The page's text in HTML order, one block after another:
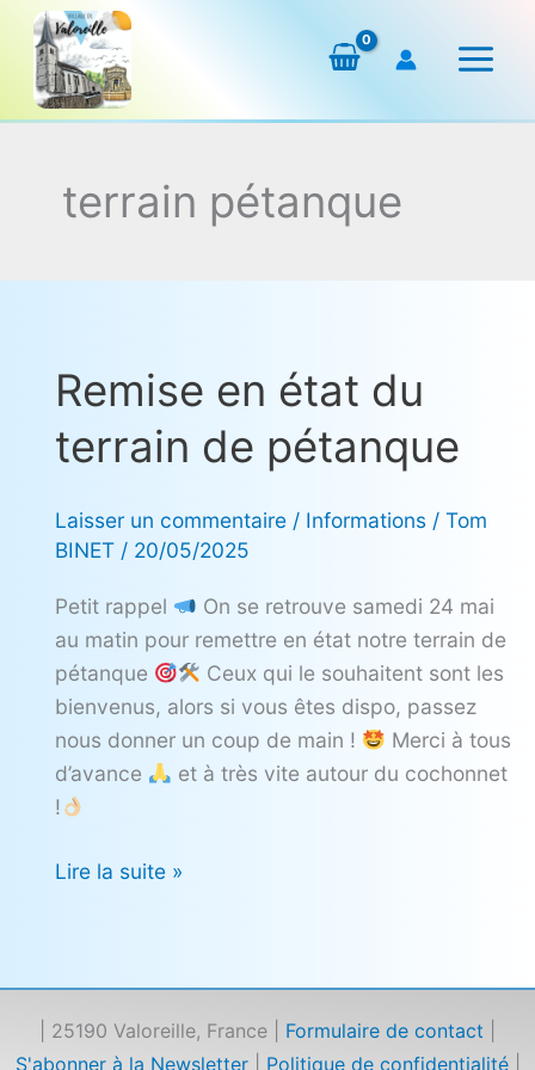
Aller
contenu
terrain pétanque
Remise en état du
terrain de pétanque
Laisser un commentaire / Informations/ Tom
BINET / 20/05/2025
Petit rappel
On se retrouve samedi 24 mai
au matin pour remettre en état notre terrain de
pétanque
Ceux qui le souhaitent sont les
bienvenus, alors si vous êtes dispo, passez
nous donner un coup de main !
Merci à tous
d’avance
et à très vite autour du cochonnet
!
Remise
en
état
terrain
de
Lire la suite »
| 25190 Valoreille, France | Formulaire de contact
S'abonner à la Newsletter| Politique de confidentialité|